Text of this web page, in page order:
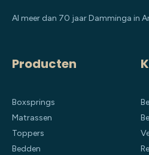
Al meer dan 70 jaar Damminga in
Producten
Boxsprings
Matrassen
Toppers
Bedden